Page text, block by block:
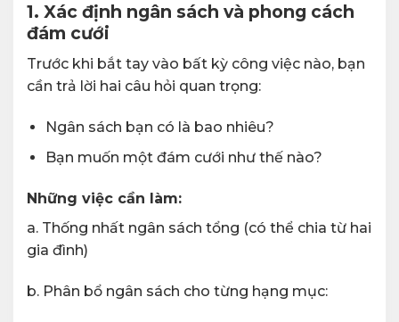
1. Xác định ngân sách và phong cách
đám cưới
Trước khi bắt tay vào bất kỳ công việc nào, bạn
cần trả lời hai câu hỏi quan trọng:
Ngân sách bạn có là bao nhiêu?
Bạn muốn một đám cưới như thế nào?
Những việc cần làm:
a. Thống nhất ngân sách tổng (có thể chia từ hai
gia đình)
b. Phân bổ ngân sách cho từng hạng mục: